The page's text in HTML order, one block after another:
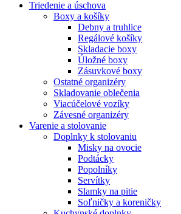
Triedenie a úschova
Boxy a košíky
Debny a truhlice
Regálové košíky
Skladacie boxy
Úložné boxy
Zásuvkové boxy
Ostatné organizéry
Skladovanie oblečenia
Viacúčelové vozíky
Závesné organizéry
Varenie a stolovanie
Doplnky k stolovaniu
Misky na ovocie
Podtácky
Popolníky
Servítky
Slamky na pitie
Soľničky a koreničky